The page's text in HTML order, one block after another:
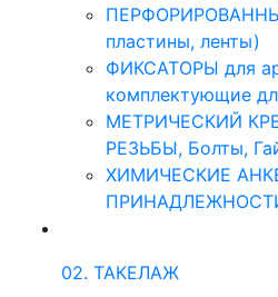
пластины, ленты)
ФИКСАТОРЫ для
комплектующие
МЕТРИЧЕСКИЙ
РЕЗЬБЫ, Болты,
ХИМИЧЕСКИЕ
02. ТАКЕЛАЖ